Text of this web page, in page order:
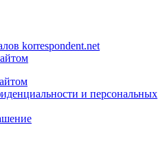
korrespondent.net
и персональных